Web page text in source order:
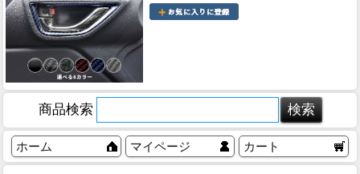
商品検索
ホーム マイページ カート